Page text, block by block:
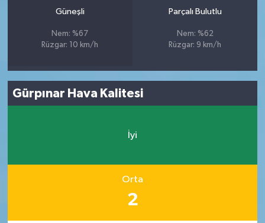
Güneşli
Nem: %67
Rüzgar: 10 km/h
Parçalı Bulutlu
Nem: %62
Rüzgar: 9 km/h
Gürpınar Hava Kalitesi
İyi
Orta
2